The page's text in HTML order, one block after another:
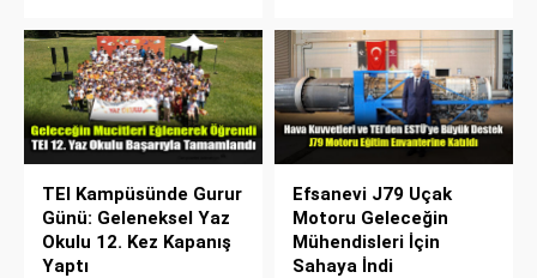
TEI Kampüsünde Gurur
Günü: Geleneksel Yaz
Okulu 12. Kez Kapanış
Yaptı
Efsanevi J79 Uçak
Motoru Geleceğin
Mühendisleri İçin
Sahaya İndi